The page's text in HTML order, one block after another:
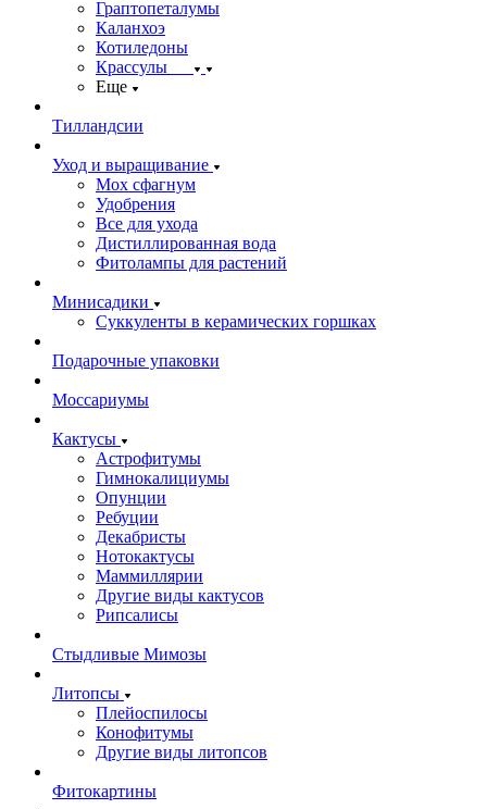
Граптопеталумы
Каланхоэ
Котиледоны
Крассулы
Еще
Тилландсии
Уход и выращивание
Мох сфагнум
Удобрения
Все для ухода
Дистиллированная вода
Фитолампы для растений
Минисадики
Суккуленты в керамических горшках
Подарочные упаковки
Моссариумы
Кактусы
Астрофитумы
Гимнокалициумы
Опунции
Ребуции
Декабристы
Нотокактусы
Маммиллярии
Другие виды кактусов
Рипсалисы
Стыдливые Мимозы
Литопсы
Плейоспилосы
Конофитумы
Другие виды литопсов
Фитокартины